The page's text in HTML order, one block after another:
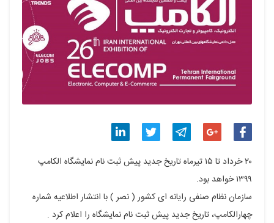
گذاری
در
گذاری
در
در
در
در
۲۰ خرداد تا ۱۵ تیرماه تاریخ جدید پیش ثبت نام نمایشگاه الکامپ
۱۳۹۹ خواهد بود.
سازمان نظام صنفی رایانه ای کشور ( نصر ) با انتشار اطلاعیه شماره
چهارالکامپ، تاریخ جدید پیش ثبت نام نمایشگاه را اعلام کرد .